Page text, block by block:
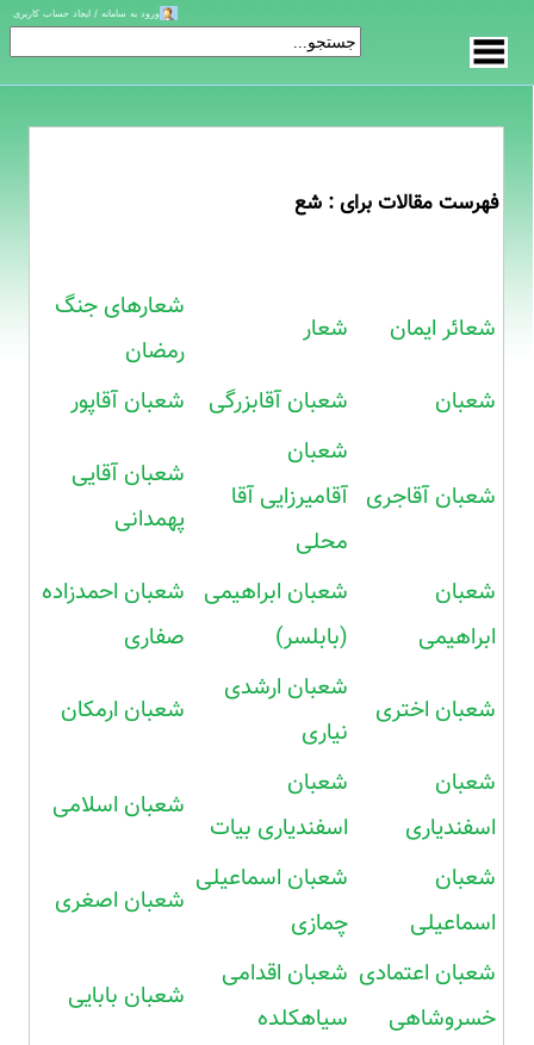
فهرست مقالات برای : شع
شعائر ایمان شعار
شعارهای جنگ
رمضان
شعبان
شعبان آقابزرگی شعبان آقاپور
شعبان آقاجری
شعبان
آقامیرزایی آقا
محلی
شعبان آقایی
پهمدانی
شعبان
ابراهیمی
شعبان ابراهیمی
(بابلسر)
شعبان احمدزاده
صفاری
شعبان اختری
شعبان ارشدی
نیاری
شعبان ارمکان
شعبان
اسفندیاری
شعبان
اسفندیاری بیات
شعبان اسلامی
شعبان
اسماعیلی
شعبان اسماعیلی
چمازی
شعبان اصغری
شعبان اعتمادی
خسروشاهی
شعبان اقدامی
سیاهکلده
شعبان بابایی
ورود به سامانه / ایجاد حساب کاربری